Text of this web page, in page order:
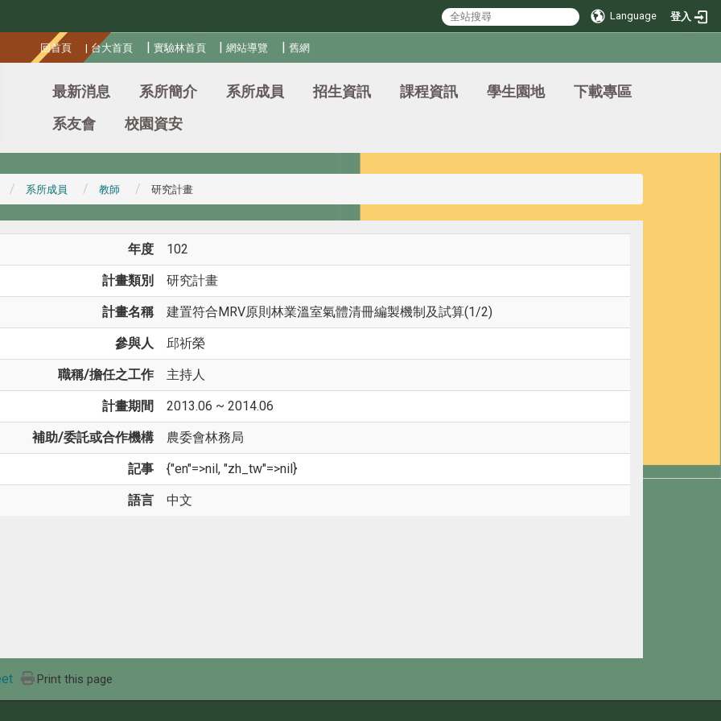
Language 登入
回首頁 | 台大首頁 | 實驗林首頁 |網站導覽 |舊網
最新消息 系所簡介 系所成員 招生資訊 課程資訊 學生園地
下載專區
系友會
校園資安
系所成員 教師 研究計畫
年度 102
計畫類別 研究計畫
計畫名稱 建置符合MRV原則林業溫室氣體清冊編製機制及試算(1/2)
參與人 邱祈榮
職稱/擔任之工作 主持人
計畫期間 2013.06 ~ 2014.06
補助/委託或合作機構 農委會林務局
記事 {"en"=>nil, "zh_tw"=>nil}
語言 中文
Print this page